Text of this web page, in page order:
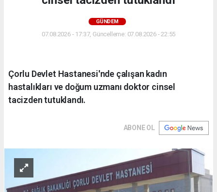
GÜNDEM
07.08.2026 - 17:37, Güncelleme: 07.08.2026 - 22:55
Çorlu Devlet Hastanesi'nde çalışan kadın
hastalıkları ve doğum uzmanı doktor cinsel
tacizden tutuklandı.
ABONE OL